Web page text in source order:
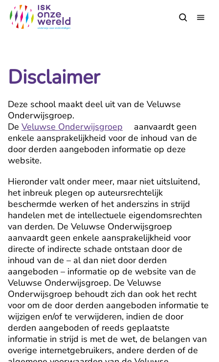
Disclaimer
Disclaimer
Deze school maakt deel uit van de Veluwse
Onderwijsgroep.
De Veluwse Onderwijsgroep
aanvaardt geen
enkele aansprakelijkheid voor de inhoud van de
door derden aangeboden informatie op deze
website.
Hieronder valt onder meer, maar niet uitsluitend,
het inbreuk plegen op auteursrechtelijk
beschermde werken of het anderszins in strijd
handelen met de intellectuele eigendomsrechten
van derden. De Veluwse Onderwijsgroep
aanvaardt geen enkele aansprakelijkheid voor
directe of indirecte schade ontstaan door de
inhoud van de – al dan niet door derden
aangeboden – informatie op de website van de
Veluwse Onderwijsgroep. De Veluwse
Onderwijsgroep behoudt zich dan ook het recht
voor om de door derden aangeboden informatie te
wijzigen en/of te verwijderen, indien de door
derden aangeboden of reeds geplaatste
informatie in strijd is met de wet, de belangen van
overige internetgebruikers, andere derden of de